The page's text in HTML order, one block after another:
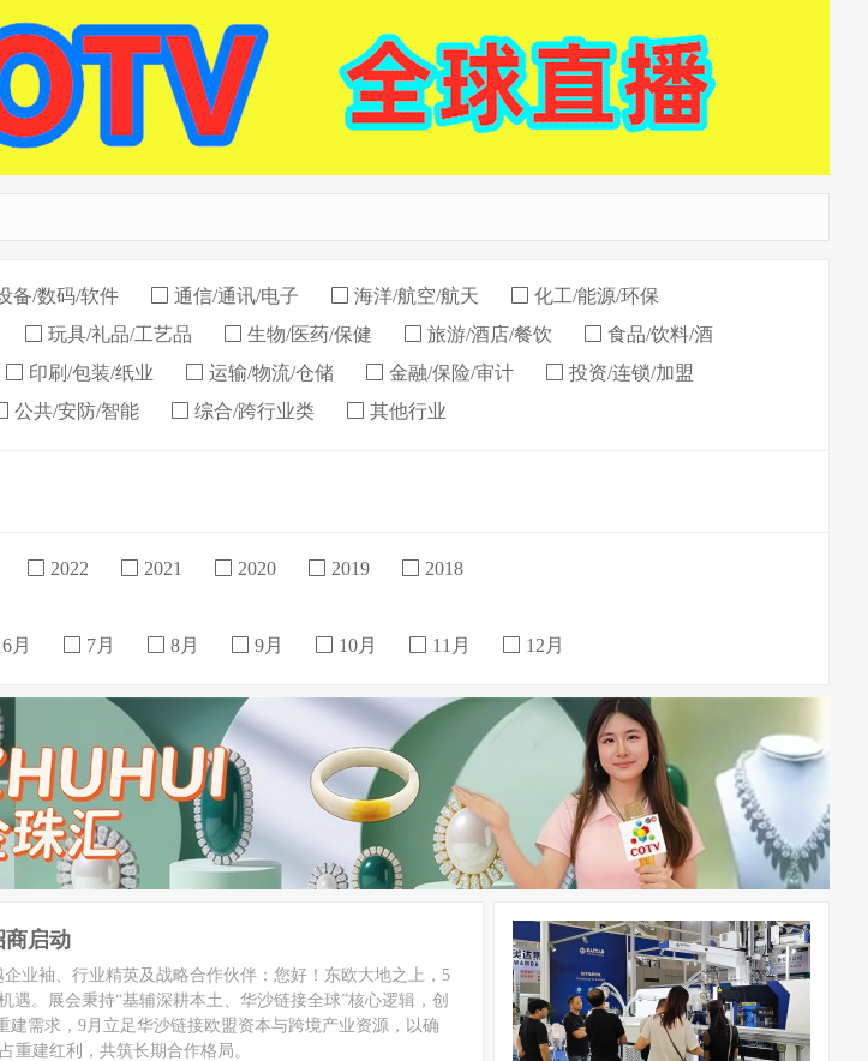
备/数码/软件 通信/通讯/电子 海洋/航空/航天
化工/能源/环保
玩具/礼品/工艺品 生物/医药/保健 旅游/酒店/餐饮
食品/饮料/酒
印刷/包装/纸业 运输/物流/仓储 金融/保险/审计
投资/连锁/加盟
公共/安防/智能 综合/跨行业类 其他行业
2022 2021 2020 2019
2018
6月 7月 8月 9月 10月 11月 12月
商启动
业袖、行业精英及战略合作伙伴：您好！东欧大地之上，5
。展会秉持“基辅深耕本土、华沙链接全球”核心逻辑，创
需求，9月立足华沙链接欧盟资本与跨境产业资源，以确
重建红利，共筑长期合作格局。